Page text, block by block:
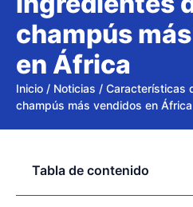
champús
en África
Inicio / Noticias / Características
champús más vendidos en África
Tabla de contenido